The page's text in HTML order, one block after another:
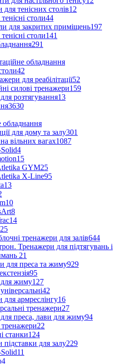
для тенісних столів12
столи44
для закритих приміщень197
столи141
291
обладнання
42
для реабілітації52
силові тренажери159
розтягування13
3630
для дому та залу301
вільних вагах1087
4
15
GYM25
X-Line95
13
10
8
14
25
тренажери для залів644
Тренажери для підтягувань і
21
для преса та жиму929
95
жиму127
42
для армреслінгу16
тренажери27
преса, лави для жиму94
тренажери22
станки124
підставки для залу229
11
4